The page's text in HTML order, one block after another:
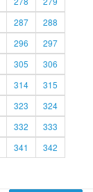
287
288
296
297
305
306
314
315
323
324
332
333
341
342